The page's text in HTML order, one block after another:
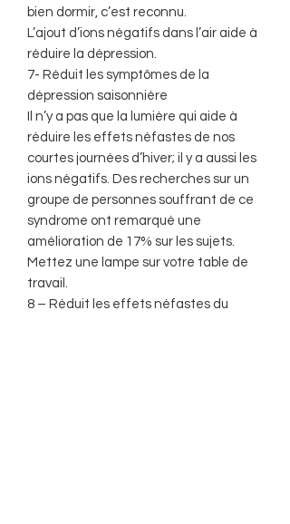
bien dormir, c’est reconnu.
L’ajout d’ions négatifs dans l’air aide à
réduire la dépression.
7- Réduit les symptômes de la
dépression saisonnière
Il n’y a pas que la lumière qui aide à
réduire les effets néfastes de nos
courtes journées d’hiver; il y a aussi les
ions négatifs. Des recherches sur un
groupe de personnes souffrant de ce
syndrome ont remarqué une
amélioration de 17% sur les sujets.
Mettez une lampe sur votre table de
travail.
8 – Réduit les effets néfastes du